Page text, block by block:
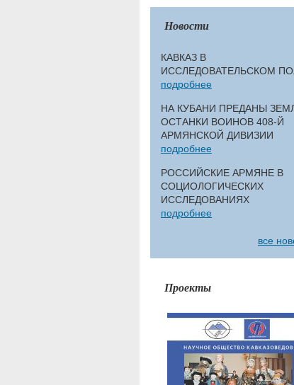
Новости
КАВКАЗ В
ИССЛЕДОВАТЕЛЬСКОМ
подробнее
НА КУБАНИ ПРЕДАНЫ
ОСТАНКИ ВОИНОВ 408-Й
АРМЯНСКОЙ ДИВИЗИИ
подробнее
РОССИЙСКИЕ АРМЯНЕ В
СОЦИОЛОГИЧЕСКИХ
ИССЛЕДОВАНИЯХ
подробнее
все
Проекты